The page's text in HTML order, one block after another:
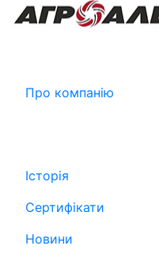
Про компанію
Історія
Сертифікати
Новини